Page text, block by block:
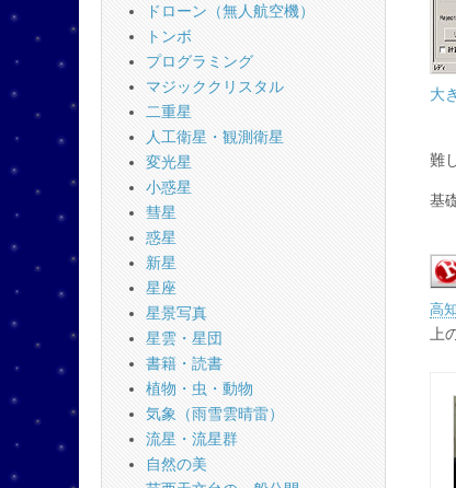
大
難
基
高
上
ドローン（無人航空機）
トンボ
プログラミング
マジッククリスタル
二重星
人工衛星・観測衛星
変光星
小惑星
彗星
惑星
新星
星座
星景写真
星雲・星団
書籍・読書
植物・虫・動物
気象（雨雪雲晴雷）
流星・流星群
自然の美